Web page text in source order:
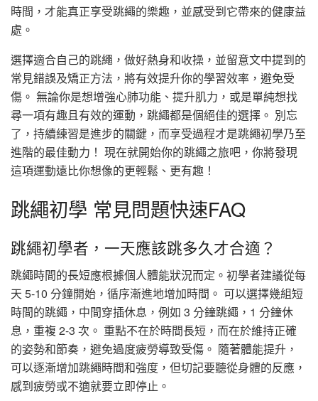
時間，才能真正享受跳繩的樂趣，並感受到它帶來的健康益
處。
選擇適合自己的跳繩，做好熱身和收操，並留意文中提到的
常見錯誤及矯正方法，將有效提升你的學習效率，避免受
傷。 無論你是想增強心肺功能、提升肌力，或是單純想找
尋一項有趣且有效的運動，跳繩都是個絕佳的選擇。 別忘
了，持續練習是進步的關鍵，而享受過程才是跳繩初學乃至
進階的最佳動力！ 現在就開始你的跳繩之旅吧，你將發現
這項運動遠比你想像的更輕鬆、更有趣！
跳繩初學 常見問題快速FAQ
跳繩初學者，一天應該跳多久才合適？
跳繩時間的長短應根據個人體能狀況而定。初學者建議從每
天 5-10 分鐘開始，循序漸進地增加時間。 可以選擇幾組短
時間的跳繩，中間穿插休息，例如 3 分鐘跳繩，1 分鐘休
息，重複 2-3 次。 重點不在於時間長短，而在於維持正確
的姿勢和節奏，避免過度疲勞導致受傷。 隨著體能提升，
可以逐漸增加跳繩時間和強度，但切記要聽從身體的反應，
感到疲勞或不適就要立即停止。